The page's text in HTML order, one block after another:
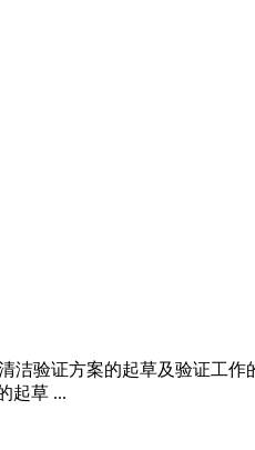
验证方案的起草及验证工作
起草 ...